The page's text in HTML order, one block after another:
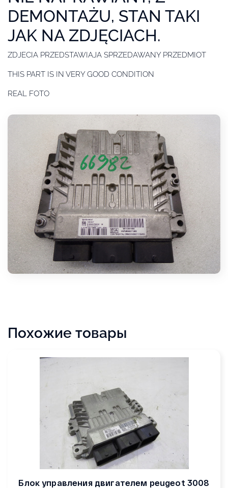
DEMONTAŻU, STAN TAKI
JAK NA ZDJĘCIACH.
ZDJECIA PRZEDSTAWIAJA SPRZEDAWANY PRZEDMIOT
THIS PART IS IN VERY GOOD CONDITION
REAL FOTO
Похожие товары
Блок управления двигателем peugeot 3008